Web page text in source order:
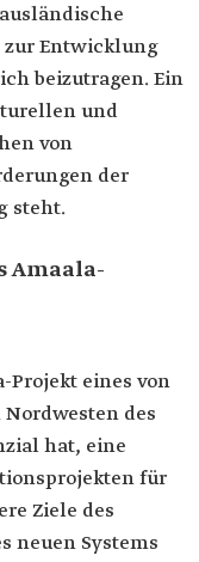
Entwicklung
beizutragen. Ein
und
von
der
steht.
Amaala-
Projekt eines von
des
hat, eine
für
Ziele des
neuen Systems